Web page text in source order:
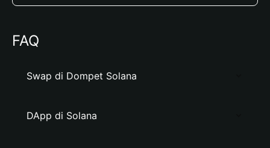
FAQ
Swap di Dompet Solana
DApp di Solana